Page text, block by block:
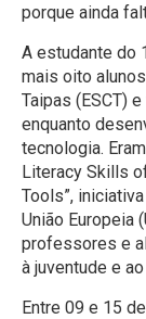
porque ainda
A estudante do
mais oito
Taipas (ESCT)
enquanto
tecnologia.
Literacy Skills
Tools”,
União Europeia
professores e
à juventude e
Entre 09 e 15